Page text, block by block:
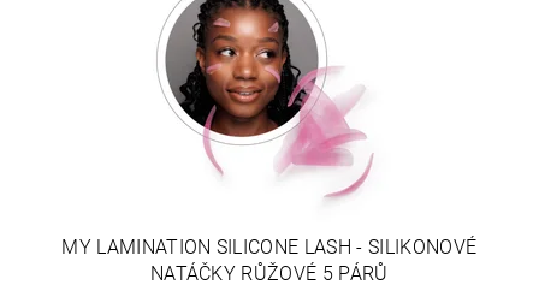
MY LAMINATION SILICONE LASH - SILIKONOVÉ
NATÁČKY RŮŽOVÉ 5 PÁRŮ